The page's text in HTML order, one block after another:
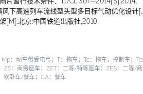
下高速列车流线型头型多目标气动优化设计
[M].北京:中国铁道出版社,2010.
：动车带受电弓；T：拖车；Tc：拖车，控制车；
ZS：商务座车；ZET：二等/特等座车；ZES：二等
软卧车/餐车；CA：餐车